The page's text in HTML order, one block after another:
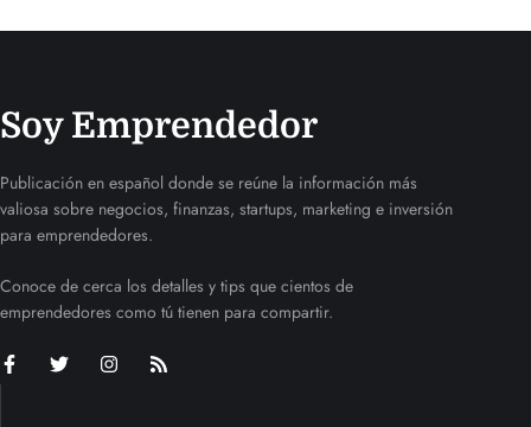
Soy Emprendedor
Publicación en español donde se reúne la información más
valiosa sobre negocios, finanzas, startups, marketing e inversión
para emprendedores.
Conoce de cerca los detalles y tips que cientos de
emprendedores como tú tienen para compartir.